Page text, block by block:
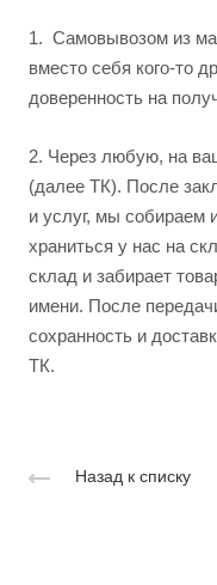
1. Самовывозом из
вместо себя кого-то
доверенность на
2. Через любую, на
(далее ТК). После
и услуг, мы собираем
храниться у нас на
склад и забирает
имени. После
сохранность и
ТК.
Назад к списку